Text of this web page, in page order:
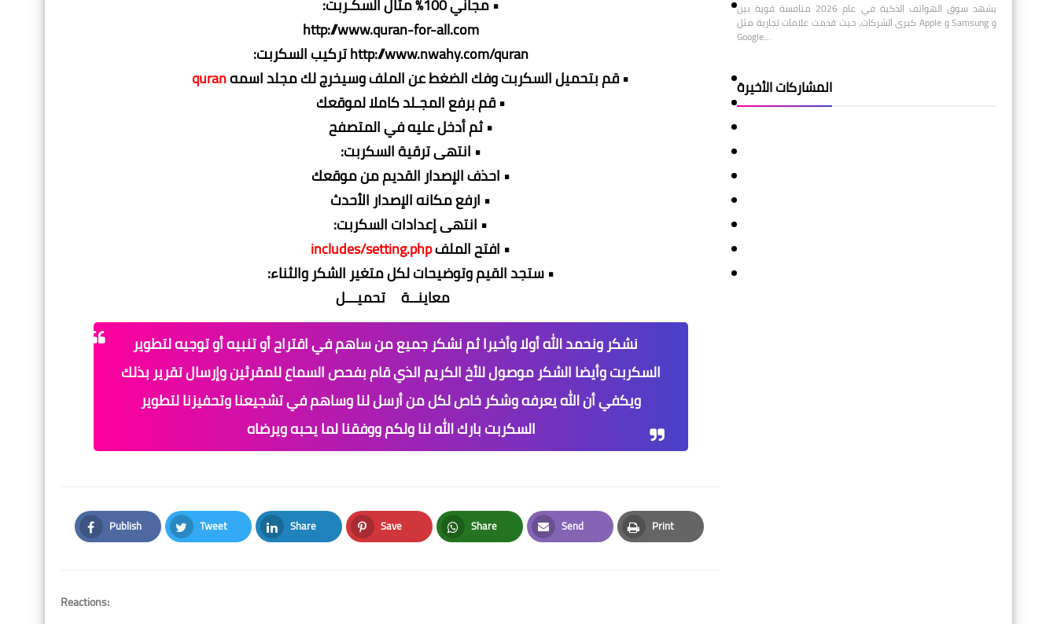
http://www.quran-for-all.com
http://www.nwahy.com/quranتركيب السكربت:
• قم بتحميل السكربت وفك الضغط عن الملف وسيخرج لك مجلد اسمهquran
• قم برفع المجـلد كاملا لموقعك
• ثم أدخل عليه في المتصفح
• انتهى ترقية السكربت:
• احذف الإصدار القديم من موقعك
• ارفع مكانه الإصدار الأحدث
• انتهى إعدادات السكربت:
• افتح الملفincludes/setting.php
• ستجد القيم وتوضيحات لكل متغير الشكر والثناء:
معاينــة
تحميـــل
نشكر ونحمد الله أولا وأخيرا ثم نشكر جميع من ساهم في اقتراح أو تنبيه أو توجيه لتطوير
السكربت وأيضا الشكر موصول للأخ الكريم الذي قام بفحص السماع للمقرئين وإرسال تقرير بذلك
ويكفي أن الله يعرفه وشكر خاص لكل من أرسل لنا وساهم في تشجيعنا وتحفيزنا لتطوير
السكربت بارك الله لنا ولكم ووفقنا لما يحبه ويرضاه
Publish
Facebook
Tweet
Twitter
Share
LinkedIn
Save
Pinterest
Share
Whatsapp
Send
Email
Print
Print
Reactions:
يشهد سوق الهواتف الذكية في عام 2026 منافسة قوية بين
كبرى الشركات، حيث قدمت علامات تجارية مثل Apple و Samsung و
Google…
المشاركات الأخيرة